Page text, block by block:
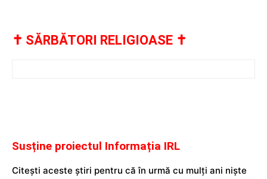
✝️ SĂRBĂTORI RELIGIOASE ✝️
Susține proiectul Informația IRL
Citești aceste știri pentru că în urmă cu mulți ani niște